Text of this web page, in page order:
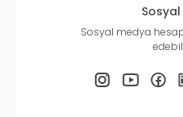
Sosyal medya